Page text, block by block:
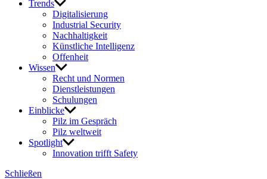
Trends
Digi­ta­li­sie­rung
Indus­trial Security
Nach­hal­tig­keit
Künst­liche Intel­li­genz
Offen­heit
Wissen
Recht und Normen
Dienst­leis­tungen
Schu­lungen
Einblicke
Pilz im Gespräch
Pilz welt­weit
Spot­light
Inno­va­tion trifft Safety
Schließen